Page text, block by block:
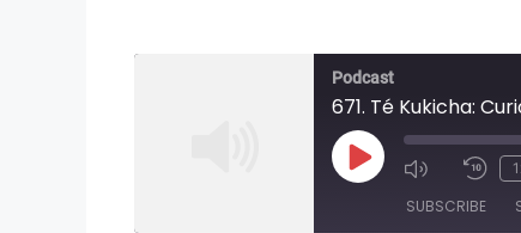
Podcast
671. Té Kukicha:
Play
EpisodeSUBSCRIBE